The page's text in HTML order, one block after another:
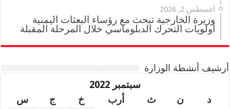
أغسطس 2, 2026
وزيرة الخارجية تبحث مع رؤساء البعثات اليمنية
أولويات التحرك الدبلوماسي خلال المرحلة المقبلة
أرشيف أنشطة الوزارة
سبتمبر 2022
د
ن ث أرب خ ج
س